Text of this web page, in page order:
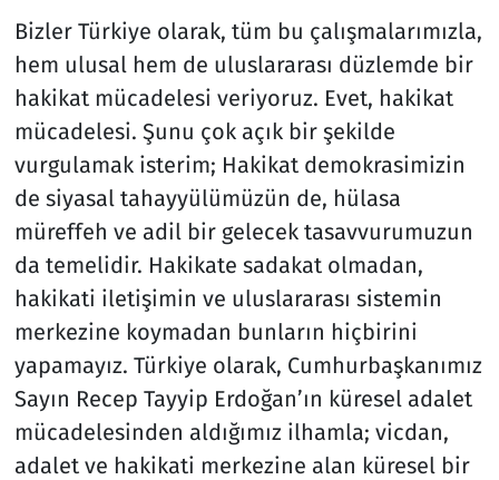
Bizler Türkiye olarak, tüm bu çalışmalarımızla,
hem ulusal hem de uluslararası düzlemde bir
hakikat mücadelesi veriyoruz. Evet, hakikat
mücadelesi. Şunu çok açık bir şekilde
vurgulamak isterim; Hakikat demokrasimizin
de siyasal tahayyülümüzün de, hülasa
müreffeh ve adil bir gelecek tasavvurumuzun
da temelidir. Hakikate sadakat olmadan,
hakikati iletişimin ve uluslararası sistemin
merkezine koymadan bunların hiçbirini
yapamayız. Türkiye olarak, Cumhurbaşkanımız
Sayın Recep Tayyip Erdoğan’ın küresel adalet
mücadelesinden aldığımız ilhamla; vicdan,
adalet ve hakikati merkezine alan küresel bir